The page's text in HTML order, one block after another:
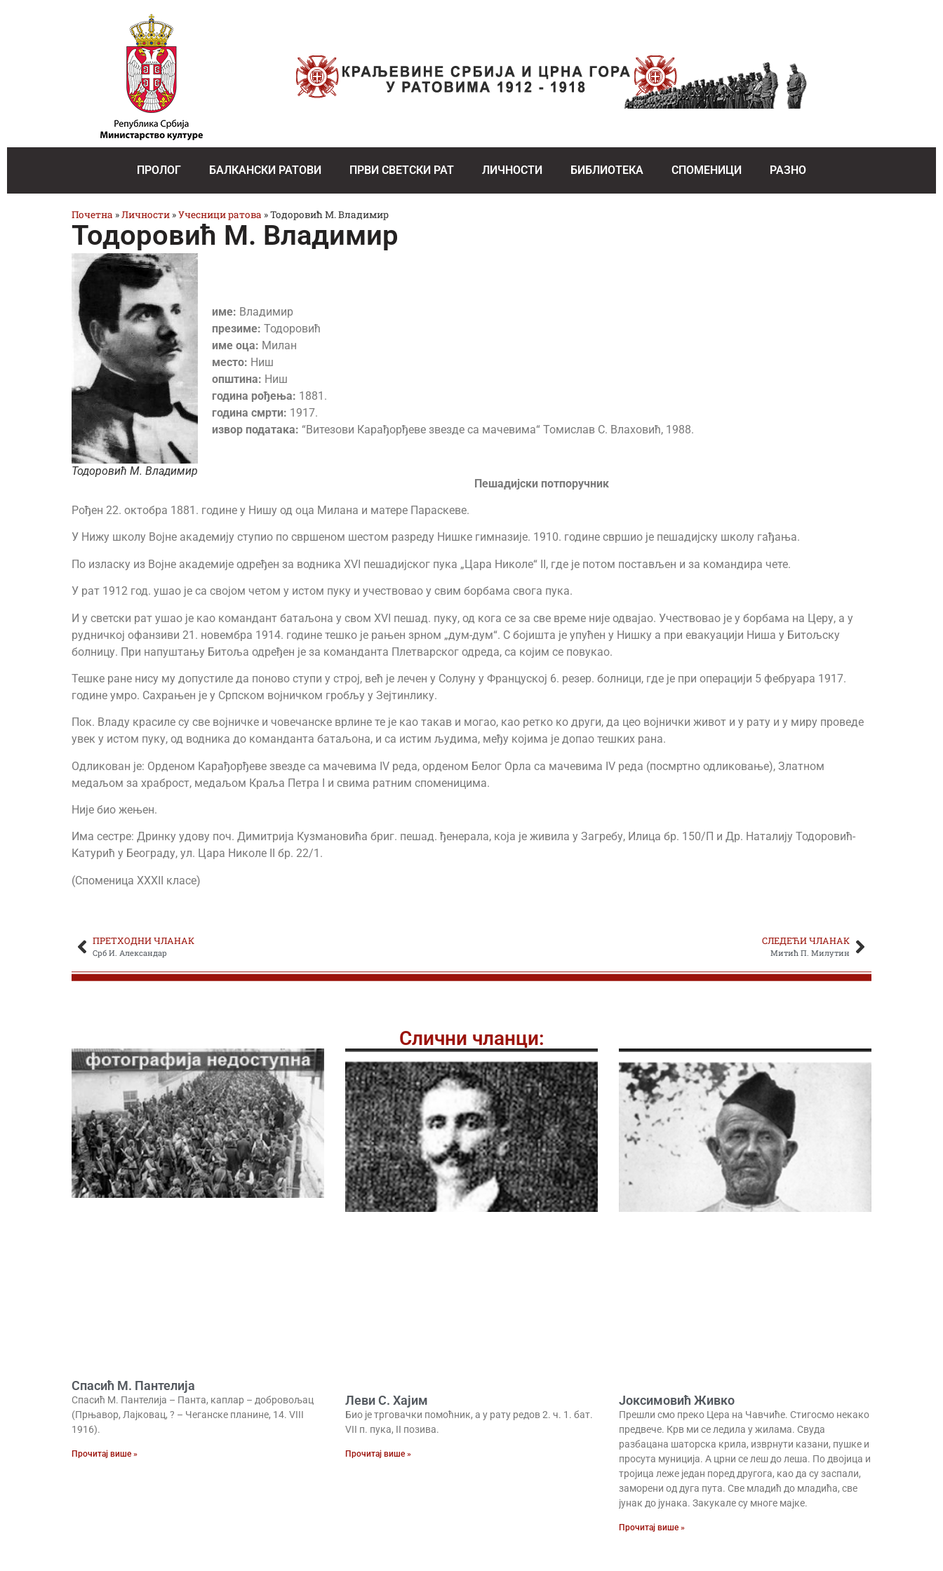
ПРОЛОГ БАЛКАНСКИ РАТОВИ ПРВИ СВЕТСКИ РАТ ЛИЧНОСТИ БИБЛИОТЕКА СПОМЕНИЦИ РАЗНО
Почетна »Личности »Учесници ратова »Тодоровић М. Владимир
Тодоровић М. Владимир
Тодоровић М. Владимир
име: Владимир
презиме: Тодоровић
име оца: Милан
место: Ниш
општина: Ниш
година рођења: 1881.
година смрти: 1917.
извор података: “Витезови Карађорђеве звезде са мачевима“ Томислав С. Влаховић, 1988.
Пешадијски потпоручник
Рођен 22. октобра 1881. године у Нишу од оца Милана и матере Параскеве.
У Нижу школу Војне академију ступио по свршеном шестом разреду Нишке гимназије. 1910. године свршио је пешадијску школу гађања.
По изласку из Војне академије одређен за водника XVI пешадијског пука „Цара Николе“ II, где је потом постављен и за командира чете.
У рат 1912 год. ушао је са својом четом у истом пуку и учествовао у свим борбама свога пука.
И у светски рат ушао је као командант батаљона у свом XVI пешад. пуку, од кога се за све време није одвајао. Учествовао је у борбама на Церу, а у
рудничкој офанзиви 21. новембра 1914. године тешко је рањен зрном „дум-дум“. С бојишта је упућен у Нишку а при евакуацији Ниша у Битољску
болницу. При напуштању Битоља одређен је за команданта Плетварског одреда, са којим се повукао.
Тешке ране нису му допустиле да поново ступи у строј, већ је лечен у Солуну у Француској 6. резер. болници, где је при операцији 5 фебруара 1917.
године умро. Сахрањен је у Српском војничком гробљу у Зејтинлику.
Пок. Владу красиле су све војничке и човечанске врлине те је као такав и могао, као ретко ко други, да цео војнички живот и у рату и у миру проведе
увек у истом пуку, од водника до команданта батаљона, и са истим људима, међу којима је допао тешких рана.
Одликован је: Орденом Карађорђеве звезде са мачевима IV реда, орденом Белог Орла са мачевима IV реда (посмртно одликовање), Златном
медаљом за храброст, медаљом Краља Петра I и свима ратним споменицима.
Није био жењен.
Има сестре: Дринку удову поч. Димитрија Кузмановића бриг. пешад. ђенерала, која је живила у Загребу, Илица бр. 150/П и Др. Наталију Тодоровић-
Катурић у Београду, ул. Цара Николе II бр. 22/1.
(Споменица XXXII класе)
ПРЕТХОДНИ ЧЛАНАК
Срб И. Александар
СЛЕДЕЋИ ЧЛАНАК
Митић П. Милутин
Слични чланци:
Спасић М. Пантелија
Спасић М. Пантелија – Панта, каплар – добровољац
(Прњавор, Лајковац, ? – Чеганске планине, 14. VIII
1916).
Прочитај више »
Леви С. Хајим
Био је трговачки помоћник, а у рату редов 2. ч. 1. бат.
VII п. пука, II позива.
Прочитај више »
Јоксимовић Живко
Прешли смо преко Цера на Чавчиће. Стигосмо некако
предвече. Крв ми се ледила у жилама. Свуда
разбацана шаторска крила, изврнути казани, пушке и
просута муниција. А црни се леш до леша. По двојица и
тројица леже један поред другога, као да су заспали,
заморени од дуга пута. Све младић до младића, све
јунак до јунака. Закукале су многе мајке.
Прочитај више »